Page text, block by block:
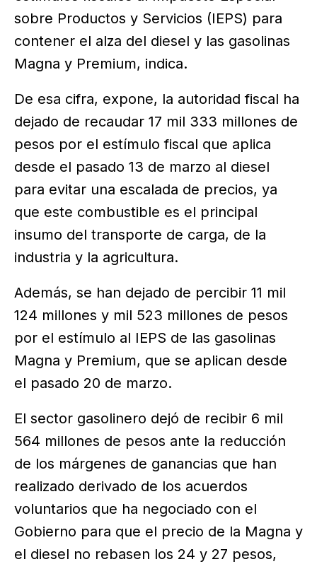
sobre Productos y Servicios (IEPS) para
contener el alza del diesel y las gasolinas
Magna y Premium, indica.
De esa cifra, expone, la autoridad fiscal ha
dejado de recaudar 17 mil 333 millones de
pesos por el estímulo fiscal que aplica
desde el pasado 13 de marzo al diesel
para evitar una escalada de precios, ya
que este combustible es el principal
insumo del transporte de carga, de la
industria y la agricultura.
Además, se han dejado de percibir 11 mil
124 millones y mil 523 millones de pesos
por el estímulo al IEPS de las gasolinas
Magna y Premium, que se aplican desde
el pasado 20 de marzo.
El sector gasolinero dejó de recibir 6 mil
564 millones de pesos ante la reducción
de los márgenes de ganancias que han
realizado derivado de los acuerdos
voluntarios que ha negociado con el
Gobierno para que el precio de la Magna y
el diesel no rebasen los 24 y 27 pesos,